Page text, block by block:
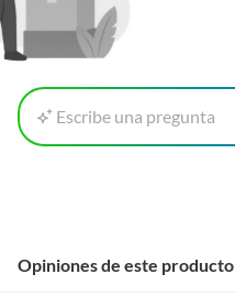
Escribe una pregunta
Opiniones de este producto